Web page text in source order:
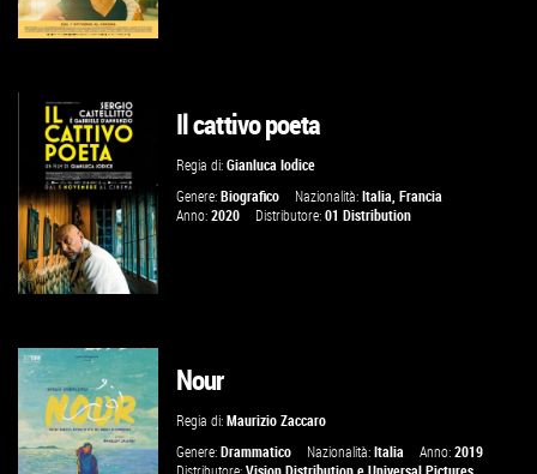
GUARDA IL TRAILER
VAI ALLA SCHEDA
GUARDA IL TRAILER
VAI ALLA SCHEDA
Il cattivo poeta
Regia di:Gianluca Iodice
Genere:Biografico Nazionalità:Italia,Francia
Anno:2020 Distributore:01 Distribution
Nour
Regia di:Maurizio Zaccaro
Genere:Drammatico Nazionalità:Italia Anno:2019